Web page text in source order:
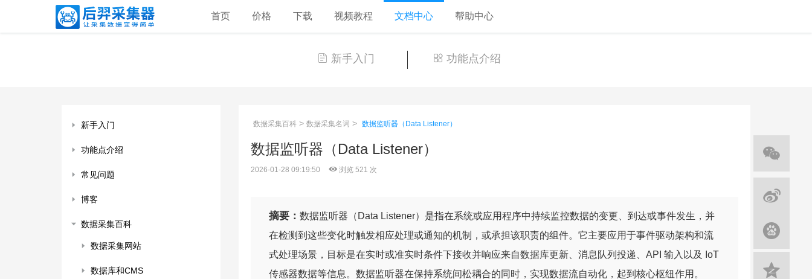
首页 价格 下载 视频教程 文档中心 帮助中心
新手入门 功能点介绍
新手入门
功能点介绍
常见问题
博客
数据采集百科
数据采集网站
数据库和CMS
数据采集百科 > 数据采集名词 > 数据监听器（Data Listener）
数据监听器（Data Listener）
2026-01-28 09:19:50 浏览 521 次
摘要： 数据监听器（Data Listener）是指在系统或应用程序中持续监控数据的变更、到达或事件发生，并
在检测到这些变化时触发相应处理或通知的机制，或承担该职责的组件。它主要应用于事件驱动架构和流
式处理场景，目标是在实时或准实时条件下接收并响应来自数据库更新、消息队列投递、API 输入以及 IoT
传感器数据等信息。数据监听器在保持系统间松耦合的同时，实现数据流自动化，起到核心枢纽作用。